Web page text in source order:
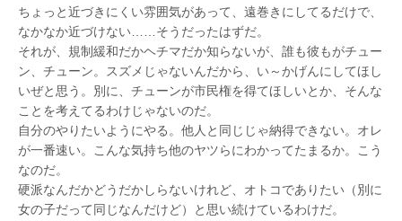
ちょっと近づきにくい雰囲気があって、遠巻きにしてるだけで、
なかなか近づけない……そうだったはずだ。
それが、規制緩和だかヘチマだか知らないが、誰も彼もがチュー
ン、チューン。スズメじゃないんだから、い～かげんにしてほし
いぜと思う。別に、チューンが市民権を得てほしいとか、そんな
ことを考えてるわけじゃないのだ。
自分のやりたいようにやる。他人と同じじゃ納得できない。オレ
が一番速い。こんな気持ち他のヤツらにわかってたまるか。こう
なのだ。
硬派なんだかどうだかしらないけれど、オトコでありたい（別に
女の子だって同じなんだけど）と思い続けているわけだ。